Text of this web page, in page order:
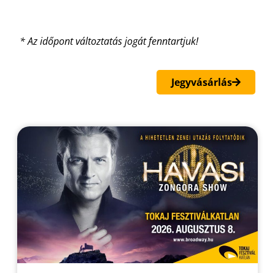
* Az időpont változtatás jogát fenntartjuk!
Jegyvásárlás